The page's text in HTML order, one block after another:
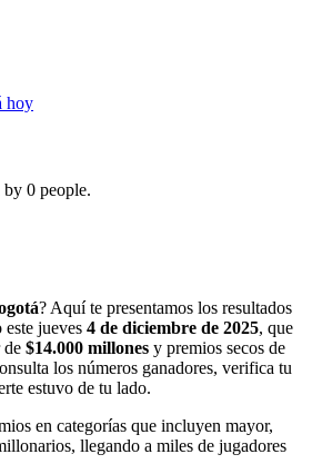
hoy
by 0 people.
? Aquí te presentamos los resultados
este jueves 4 de diciembre de 2025, que
de $14.000 millones y premios secos de
los números ganadores, verifica tu
estuvo de tu lado.
en categorías que incluyen mayor,
llegando a miles de jugadores